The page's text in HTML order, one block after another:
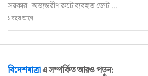
সরকার। অভ্যন্তরীণ রুটে ব্যবহৃত জেট ...
১ বছর আগে
বিদেশযাত্রাএ সম্পর্কিত আরও পড়ুন: